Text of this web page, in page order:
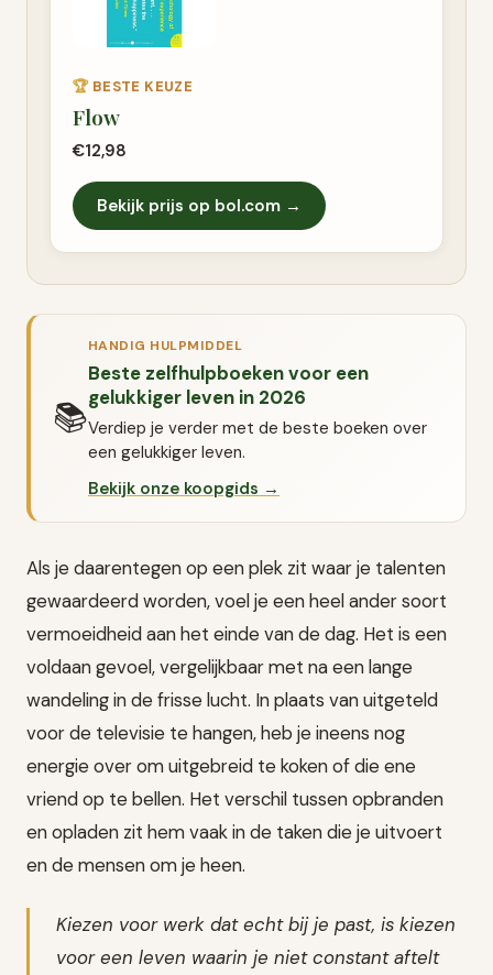
🏆BESTE KEUZE
Flow
€12,98
Bekijk prijs op bol.com →
📚
HANDIG HULPMIDDEL
Beste zelfhulpboeken voor een
gelukkiger leven in 2026
Verdiep je verder met de beste boeken over
een gelukkiger leven.
Bekijk onze koopgids →
Als je daarentegen op een plek zit waar je talenten
gewaardeerd worden, voel je een heel ander soort
vermoeidheid aan het einde van de dag. Het is een
voldaan gevoel, vergelijkbaar met na een lange
wandeling in de frisse lucht. In plaats van uitgeteld
voor de televisie te hangen, heb je ineens nog
energie over om uitgebreid te koken of die ene
vriend op te bellen. Het verschil tussen opbranden
en opladen zit hem vaak in de taken die je uitvoert
en de mensen om je heen.
Kiezen voor werk dat echt bij je past, is kiezen
voor een leven waarin je niet constant aftelt